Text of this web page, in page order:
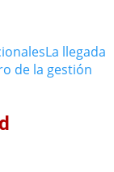
La llegada
de la gestión